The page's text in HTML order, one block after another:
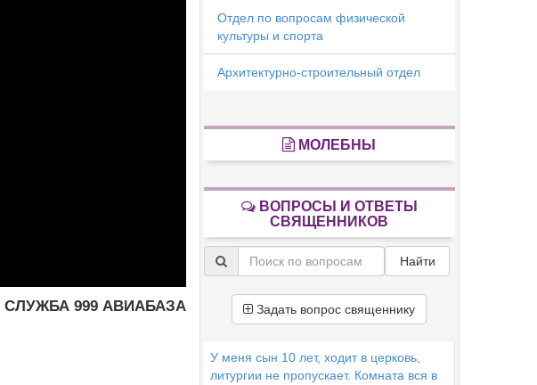
СЛУЖБА 999 АВИАБАЗА
Отдел по вопросам физической
культуры и спорта
Архитектурно-строительный отдел
МОЛЕБНЫ
ВОПРОСЫ И ОТВЕТЫ
СВЯЩЕННИКОВ
Найти
Задать вопрос священнику
У меня сын 10 лет, ходит в церковь,
литургии не пропускает. Комната вся в